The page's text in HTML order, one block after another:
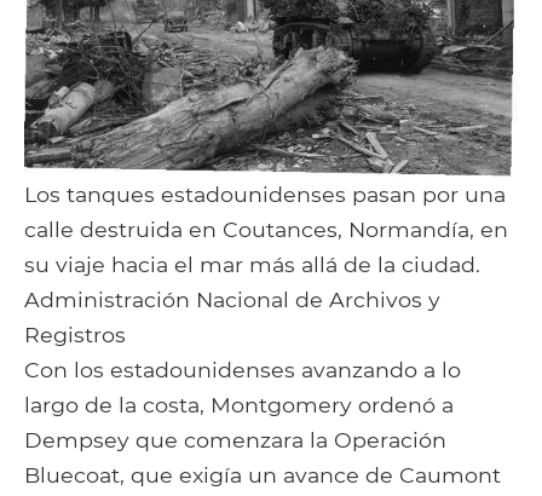
Los tanques estadounidenses pasan por una
calle destruida en Coutances, Normandía, en
su viaje hacia el mar más allá de la ciudad.
Administración Nacional de Archivos y
Registros
Con los estadounidenses avanzando a lo
largo de la costa, Montgomery ordenó a
Dempsey que comenzara la Operación
Bluecoat, que exigía un avance de Caumont